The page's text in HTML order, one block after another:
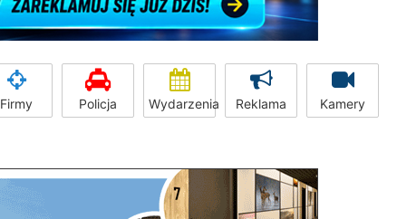
Firmy Policja Wydarzenia Reklama Kamery